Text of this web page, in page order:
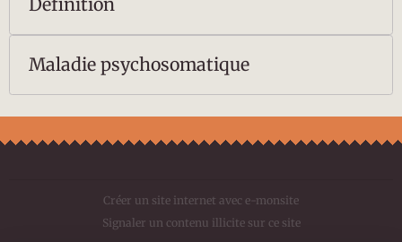
Définition
Maladie psychosomatique
Créer un site internet avec e-monsite
Signaler un contenu illicite sur ce site